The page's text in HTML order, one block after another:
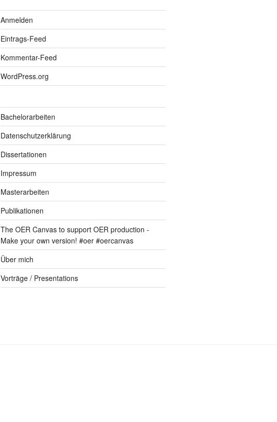
Anmelden
Eintrags-Feed
Kommentar-Feed
WordPress.org
Bachelorarbeiten
Datenschutzerklärung
Dissertationen
Impressum
Masterarbeiten
Publikationen
The OER Canvas to support OER production -
Make your own version! #oer #oercanvas
Über mich
Vorträge / Presentations